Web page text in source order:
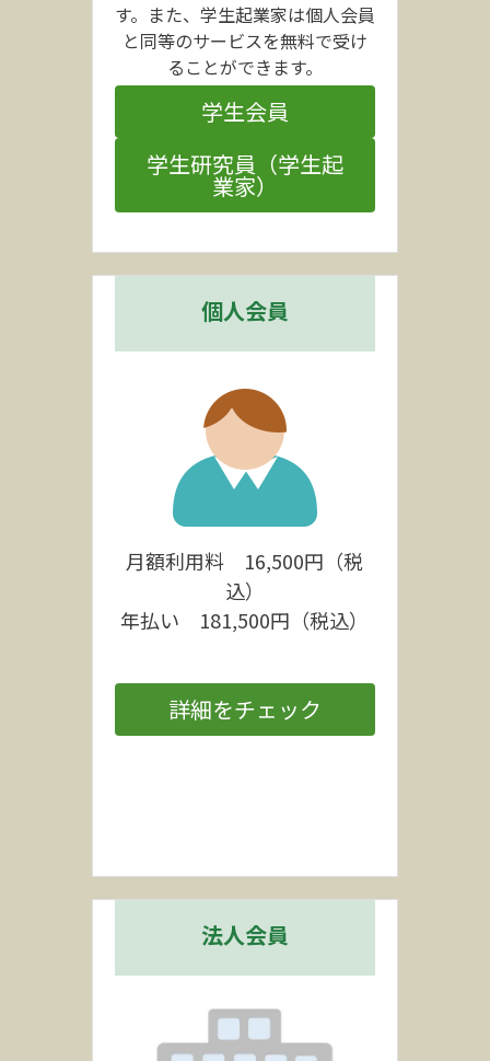
す。また、学生起業家は個人会員
と同等のサービスを無料で受け
ることができます。
学生会員
学生研究員（学生起
業家）
個人会員
月額利用料　16,500円（税
込）
年払い　181,500円（税込）
詳細をチェック
法人会員